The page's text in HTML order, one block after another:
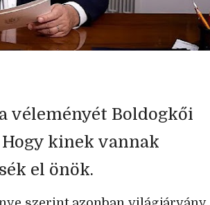
véleményét Boldogkői
kinek vannak
el önök.